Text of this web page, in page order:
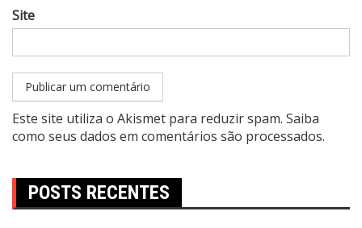
Site
Este site utiliza o Akismet para reduzir spam. Saiba
como seus dados em comentários são processados.
POSTS RECENTES